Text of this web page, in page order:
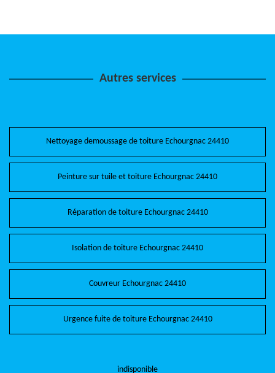
Autres services
Nettoyage demoussage de toiture Echourgnac 24410
Peinture sur tuile et toiture Echourgnac 24410
Réparation de toiture Echourgnac 24410
Isolation de toiture Echourgnac 24410
Couvreur Echourgnac 24410
Urgence fuite de toiture Echourgnac 24410
indisponible